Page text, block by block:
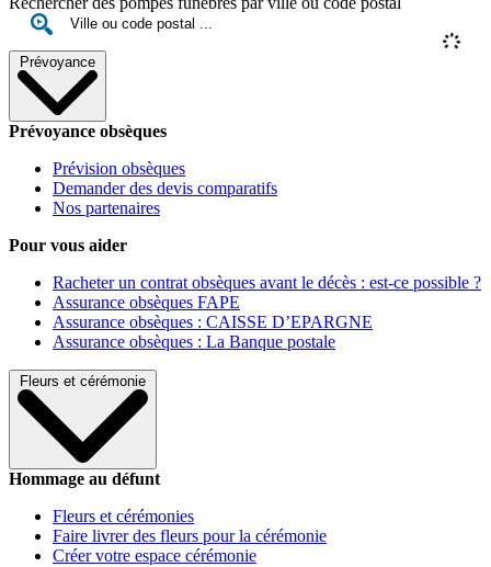
Prévoyance
Prévoyance obsèques
Prévision obsèques
Demander des devis comparatifs
Nos partenaires
Pour vous aider
Racheter un contrat obsèques avant le décès : est-ce possible ?
Assurance obsèques FAPE
Assurance obsèques : CAISSE D’EPARGNE
Assurance obsèques : La Banque postale
Fleurs et cérémonie
Hommage au défunt
Fleurs et cérémonies
Faire livrer des fleurs pour la cérémonie
Créer votre espace cérémonie